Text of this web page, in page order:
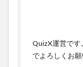
QuizX運営です
でよろしくお願